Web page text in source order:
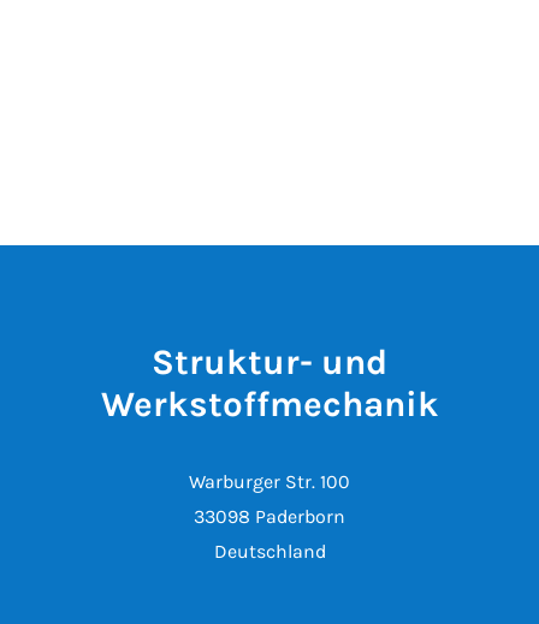
Struktur- und
Werkstoffmechanik
Warburger Str. 100
33098 Paderborn
Deutschland